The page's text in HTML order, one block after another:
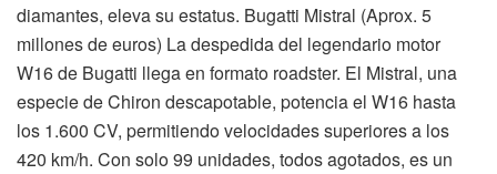
diamantes, eleva su estatus. Bugatti Mistral (Aprox. 5
millones de euros) La despedida del legendario motor
W16 de Bugatti llega en formato roadster. El Mistral, una
especie de Chiron descapotable, potencia el W16 hasta
los 1.600 CV, permitiendo velocidades superiores a los
420 km/h. Con solo 99 unidades, todos agotados, es un